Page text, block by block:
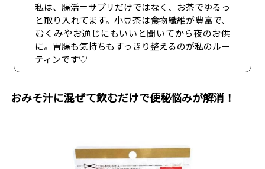
私は、腸活＝サプリだけではなく、お茶でゆるっ
と取り入れてます。小豆茶は食物繊維が豊富で、
むくみやお通じにもいいと聞いてから夜のお供
に。胃腸も気持ちもすっきり整えるのが私のルー
ティンです♡
おみそ汁に混ぜて飲むだけで便秘悩みが解消！